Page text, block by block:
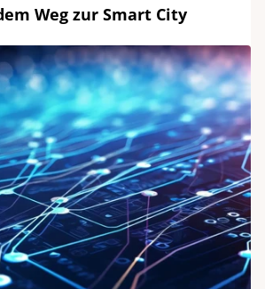
Weg zur Smart City